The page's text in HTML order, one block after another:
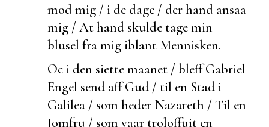
mod mig / i de dage / der hand ansaa
mig / At hand skulde tage min
blusel fra mig iblant Mennisken.
Oc i den siette maanet / bleff Gabriel
Engel send aff Gud / til en Stad i
Galilea / som heder Nazareth / Til en
Jomfru / som vaar troloffuit en